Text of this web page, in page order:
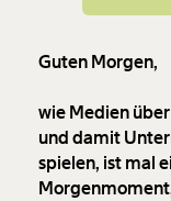
Guten Morgen,
wie Medien
und damit
spielen, ist mal